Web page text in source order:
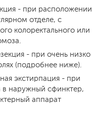
- при расположении
отделе, с
колоректального или
- при очень низко
(подробнее ниже).
экстирпация - при
в наружный сфинктер,
аппарат